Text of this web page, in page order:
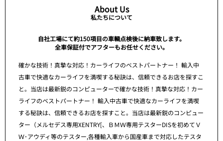
About Us
私たちについて
自社工場にて約150項目の車輌点検後に納車致します。
全車保証付でアフターもお任せください。
確かな技術！真摯な対応！カーライフのベストパートナー！ 輸入中
古車で快適なカーライフを満喫する秘訣は、信頼できるお店を探すこ
と。当店は最新鋭のコンピューターで確かな技術！真摯な対応！カー
ライフのベストパートナー！ 輸入中古車で快適なカーライフを満喫
する秘訣は、信頼できるお店を探すこと。当店は最新鋭のコンピュー
ター（メルセデス専用XENTRY[、ＢＭＷ専用テスターDISを初めてＶ
Ｗ･アウディ等のテスター,各種輸入車から国産車まで対応したテスタ